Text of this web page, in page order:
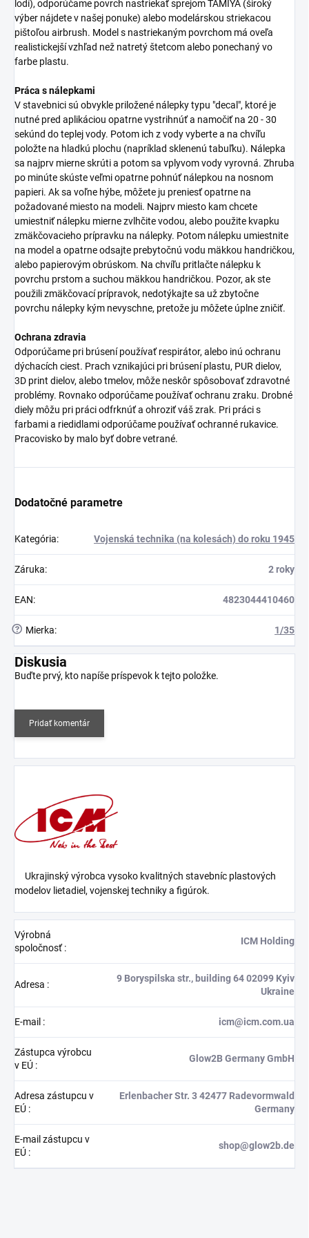
lodí), odporúčame povrch nastriekať sprejom TAMIYA (široký
výber nájdete v našej ponuke) alebo modelárskou striekacou
pištoľou airbrush. Model s nastriekaným povrchom má oveľa
realistickejší vzhľad než natretý štetcom alebo ponechaný vo
farbe plastu.
Práca s nálepkami
V stavebnici sú obvykle priložené nálepky typu "decal", ktoré je
nutné pred aplikáciou opatrne vystrihnúť a namočiť na 20 - 30
sekúnd do teplej vody. Potom ich z vody vyberte a na chvíľu
položte na hladkú plochu (napríklad sklenenú tabuľku). Nálepka
sa najprv mierne skrúti a potom sa vplyvom vody vyrovná. Zhruba
po minúte skúste veľmi opatrne pohnúť nálepkou na nosnom
papieri. Ak sa voľne hýbe, môžete ju preniesť opatrne na
požadované miesto na modeli. Najprv miesto kam chcete
umiestniť nálepku mierne zvlhčite vodou, alebo použite kvapku
zmäkčovacieho prípravku na nálepky. Potom nálepku umiestnite
na model a opatrne odsajte prebytočnú vodu mäkkou handričkou,
alebo papierovým obrúskom. Na chvíľu pritlačte nálepku k
povrchu prstom a suchou mäkkou handričkou. Pozor, ak ste
použili zmäkčovací prípravok, nedotýkajte sa už zbytočne
povrchu nálepky kým nevyschne, pretože ju môžete úplne zničiť.
Ochrana zdravia
Odporúčame pri brúsení používať respirátor, alebo inú ochranu
dýchacích ciest. Prach vznikajúci pri brúsení plastu, PUR dielov,
3D print dielov, alebo tmelov, môže neskôr spôsobovať zdravotné
problémy. Rovnako odporúčame používať ochranu zraku. Drobné
diely môžu pri práci odfrknúť a ohroziť váš zrak. Pri práci s
farbami a riedidlami odporúčame používať ochranné rukavice.
Pracovisko by malo byť dobre vetrané.
Dodatočné parametre
Kategória: Vojenská technika (na kolesách) do roku 1945
Záruka: 2 roky
EAN: 4823044410460
? Mierka: 1/35
Diskusia
Buďte prvý, kto napíše príspevok k tejto položke.
Pridať komentár
Ukrajinský výrobca vysoko kvalitných stavebníc plastových
modelov lietadiel, vojenskej techniky a figúrok.
Výrobná
spoločnosť:
ICM Holding
Adresa :
9 Boryspilska str., building 64 02099 Kyiv
Ukraine
E-mail : icm@icm.com.ua
Zástupca výrobcu
v EÚ :
Glow2B Germany GmbH
Adresa zástupcu v
EÚ :
Erlenbacher Str. 3 42477 Radevormwald
Germany
E-mail zástupcu v
EÚ :
shop@glow2b.de